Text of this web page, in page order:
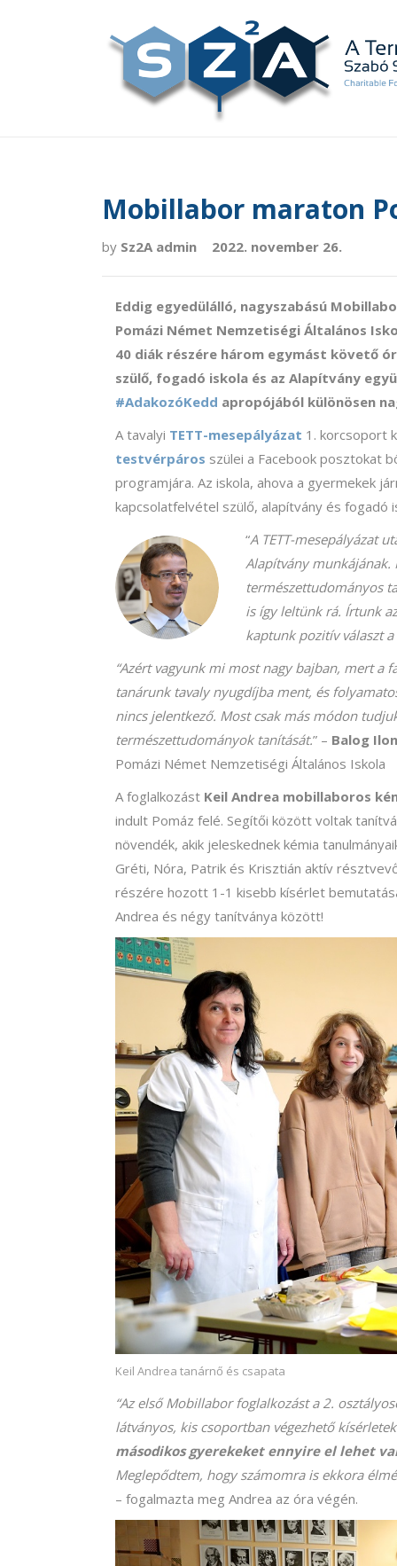
Mobillabor maraton
by Sz2A admin 2022. november 26.
Eddig egyedülálló, nagyszabású
Pomázi Német Nemzetiségi Általános
40 diák részére három egymást követő
szülő, fogadó iskola és az Alapítvány
#AdakozóKedd apropójából különösen
A tavalyi TETT-mesepályázat 1. korcsoport
testvérpáros szülei a Facebook posztokat
programjára. Az iskola, ahova a gyermekek
kapcsolatfelvétel szülő, alapítvány és fogadó
“A TETT-mesepályázat
Alapítvány munkájának.
természettudományos
is így leltünk rá. Írtunk
kaptunk pozitív választ
“Azért vagyunk mi most nagy bajban, mert a
tanárunk tavaly nyugdíjba ment, és
nincs jelentkező. Most csak más módon
természettudományok tanítását.” – Balog
Pomázi Német Nemzetiségi Általános Iskola
A foglalkozást Keil Andrea mobillaboros
indult Pomáz felé. Segítői között voltak
növendék, akik jeleskednek kémia
Gréti, Nóra, Patrik és Krisztián aktív
részére hozott 1-1 kisebb kísérlet
Andrea és négy tanítványa között!
Keil Andrea tanárnő és csapata
“Az első Mobillabor foglalkozást a 2.
látványos, kis csoportban végezhető
másodikos gyerekeket ennyire el lehet
Meglepődtem, hogy számomra is ekkora
– fogalmazta meg Andrea az óra végén.